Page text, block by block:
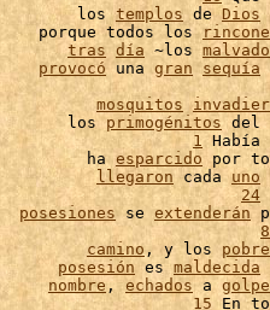
los templos de Dios
porque todos los
tras día ~los
provocó una gran sequía
mosquitos
los primogénitos del
1
ha esparcido por
llegaron cada uno
24
posesiones se extenderán
8
camino , y los
posesión es maldecida
nombre , echados a
15 En